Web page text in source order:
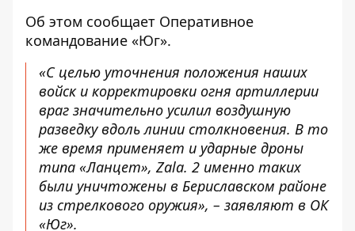
Об этом сообщает Оперативное
командование «Юг».
«С целью уточнения положения наших
войск и корректировки огня артиллерии
враг значительно усилил воздушную
разведку вдоль линии столкновения. В то
же время применяет и ударные дроны
типа «Ланцет», Zala. 2 именно таких
были уничтожены в Бериславском районе
из стрелкового оружия», – заявляют в ОК
«Юг».